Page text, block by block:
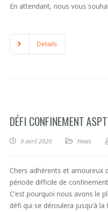
En attendant, nous vous
Details
DÉFI CONFINEMENT
9 avril 2020 News
Chers adhérents et amoureux
période difficile de
C’est pourquoi nous avons le
défi qui se déroulera jusqu’à